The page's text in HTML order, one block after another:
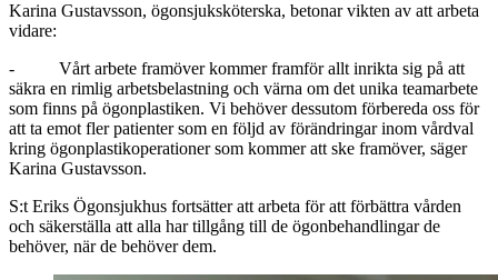
Karina Gustavsson, ögonsjuksköterska, betonar vikten av att arbeta
vidare:
- Vårt arbete framöver kommer framför allt inrikta sig på att
säkra en rimlig arbetsbelastning och värna om det unika teamarbete
som finns på ögonplastiken. Vi behöver dessutom förbereda oss för
att ta emot fler patienter som en följd av förändringar inom vårdval
kring ögonplastikoperationer som kommer att ske framöver, säger
Karina Gustavsson.
S:t Eriks Ögonsjukhus fortsätter att arbeta för att förbättra vården
och säkerställa att alla har tillgång till de ögonbehandlingar de
behöver, när de behöver dem.